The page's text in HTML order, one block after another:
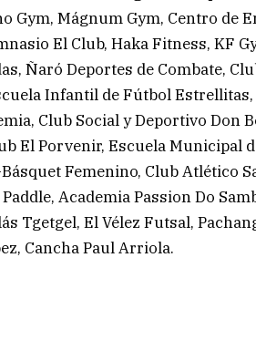
Gym, Mágnum Gym, Centro de
El Club, Haka Fitness, KF
Ñaró Deportes de Combate,
Infantil de Fútbol
Club Social y Deportivo Don
El Porvenir, Escuela Municipal
Femenino, Club Atlético
Academia Passion Do
Tgetgel, El Vélez Futsal,
Cancha Paul Arriola.